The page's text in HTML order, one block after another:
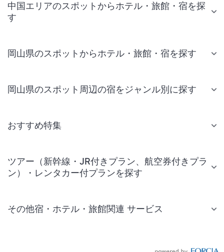
中国エリアのスポットからホテル・旅館・宿を探
す
岡山県のスポットからホテル・旅館・宿を探す
岡山県のスポット周辺の宿をジャンル別に探す
おすすめ特集
ツアー（新幹線・JR付きプラン、航空券付きプラ
ン）・レンタカー付プランを探す
その他宿・ホテル・旅館関連 サービス